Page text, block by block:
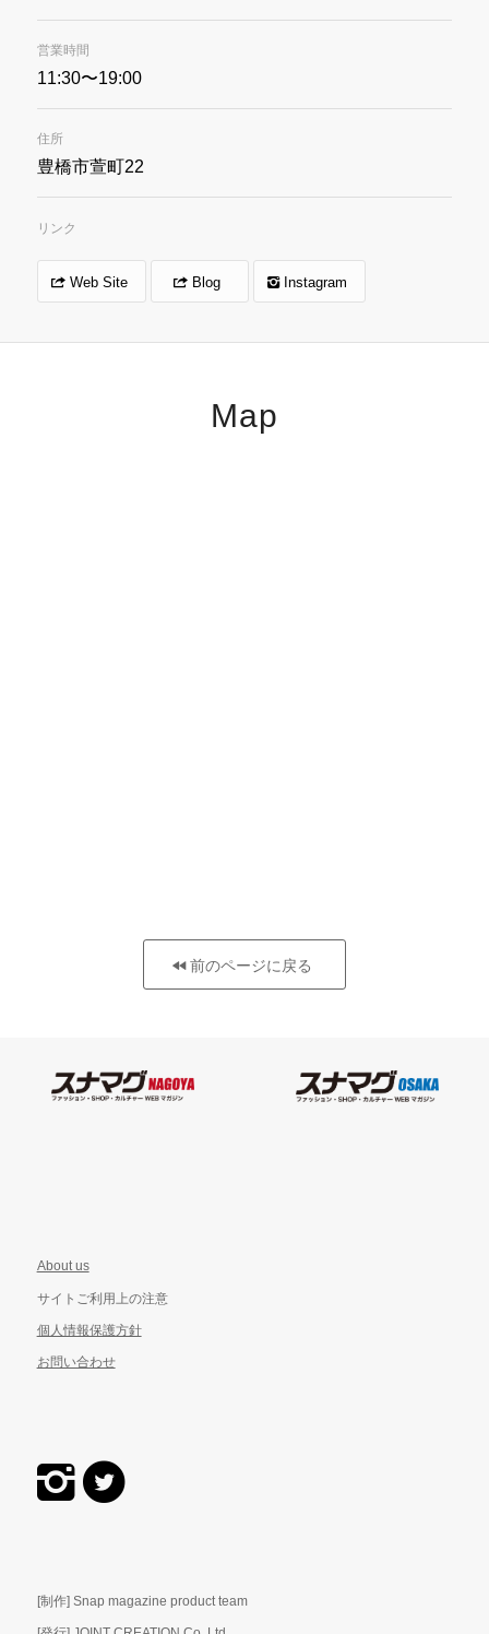
営業時間
11:30〜19:00
住所
豊橋市萱町22
リンク
Web Site Blog Instagram
Map
前のページに戻る
About us
サイトご利用上の注意
個人情報保護方針
お問い合わせ
[制作] Snap magazine product team